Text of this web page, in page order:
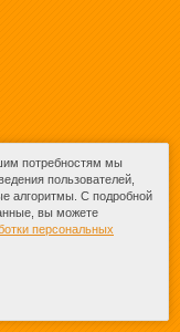
потребностям мы
пользователей,
алгоритмы. С подробной
вы можете
персональных